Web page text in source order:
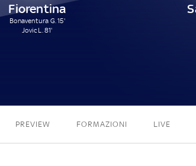
Fiorentina
Bonaventura G. 15'
Jovic L. 81'
PREVIEW FORMAZIONI LIVE